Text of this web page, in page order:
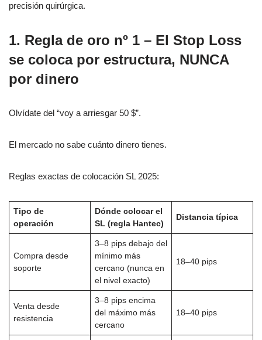
precisión quirúrgica.
1. Regla de oro nº 1 – El Stop Loss
se coloca por estructura, NUNCA
por dinero
Olvídate del “voy a arriesgar 50 $”.
El mercado no sabe cuánto dinero tienes.
Reglas exactas de colocación SL 2025:
Tipo de
operación
Dónde colocar el
SL (regla Hantec)
Distancia típica
Compra desde
soporte
3–8 pips debajo del
mínimo más
cercano (nunca en
el nivel exacto)
18–40 pips
Venta desde
resistencia
3–8 pips encima
del máximo más
cercano
18–40 pips